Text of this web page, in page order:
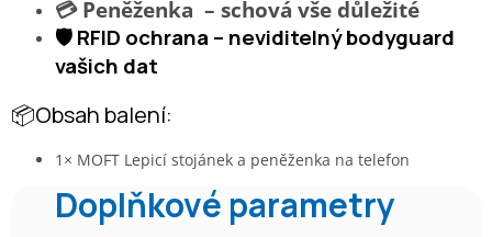
💳 Peněženka – schová vše důležité
🛡️ RFID ochrana – neviditelný bodyguard
vašich dat
📦Obsah balení:
1× MOFT Lepicí stojánek a peněženka na telefon
Doplňkové parametry